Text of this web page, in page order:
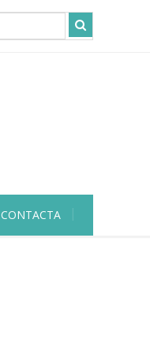
CONTACTA